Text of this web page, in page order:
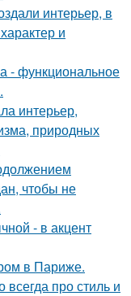
интерьер, в
и
- функциональное
интерьер,
природных
чтобы не
- в акцент
в Париже.
про стиль и